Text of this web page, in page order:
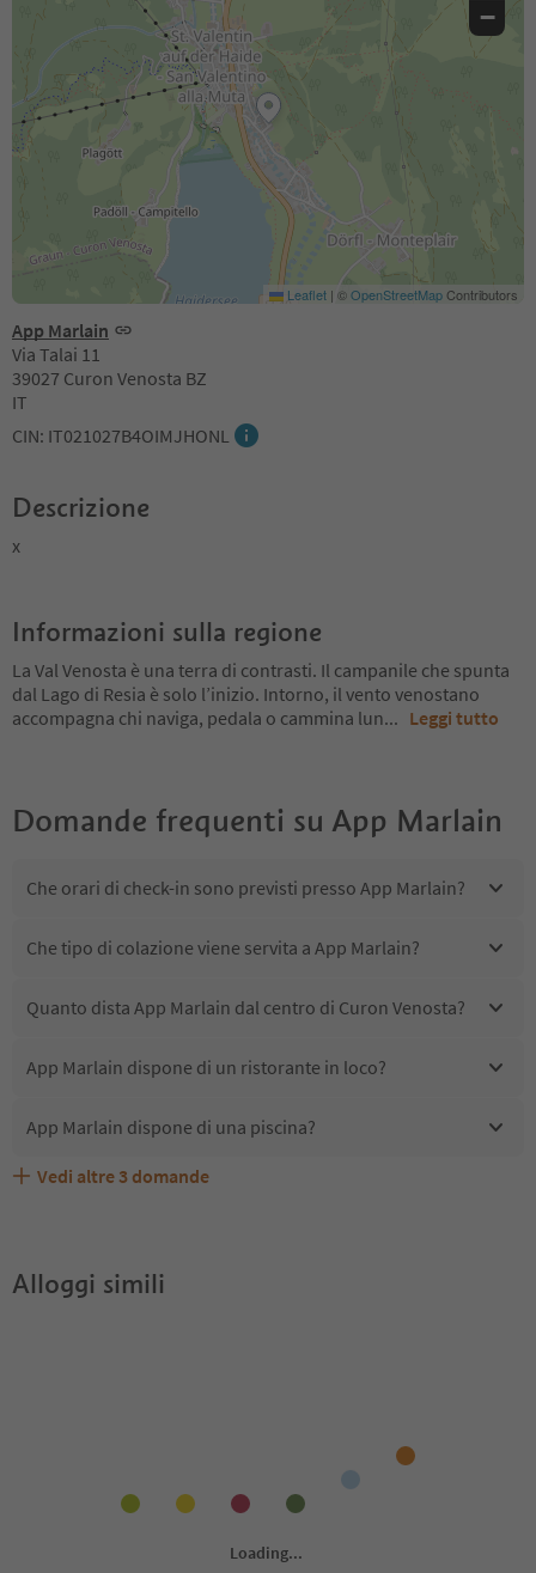
App Marlain
Via Talai 11
39027 Curon Venosta BZ
IT
CIN: IT021027B4OIMJHONL
−
Leaflet | ©OpenStreetMapContributors
Descrizione
x
Informazioni sulla regione
La Val Venosta è una terra di contrasti. Il campanile che spunta
dal Lago di Resia è solo l’inizio. Intorno, il vento venostano
accompagna chi naviga, pedala o cammina lun... Leggi tutto
Domande frequenti su App Marlain
Che orari di check-in sono previsti presso App Marlain?
Che tipo di colazione viene servita a App Marlain?
Quanto dista App Marlain dal centro di Curon Venosta?
App Marlain dispone di un ristorante in loco?
App Marlain dispone di una piscina?
App Marlain accetta animali domestici?
Quali servizi/attività sono disponibili presso App
Gli ospiti di App Marlain ricevono l'Alto Adige Guest Pass?
Vedi altre 3 domande
Alloggi simili